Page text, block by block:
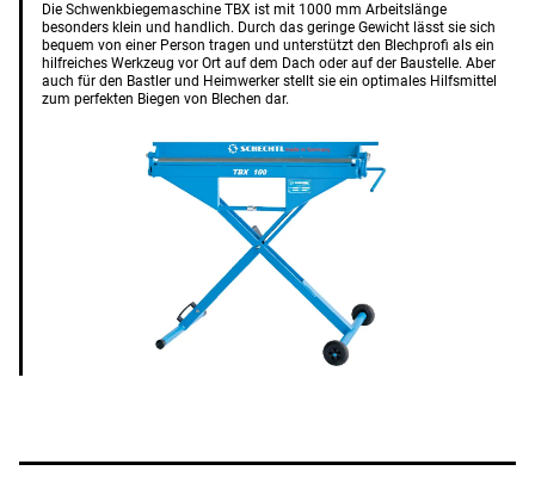
Die Schwenkbiegemaschine TBX ist mit 1000 mm Arbeitslänge
besonders klein und handlich. Durch das geringe Gewicht lässt sie sich
bequem von einer Person tragen und unterstützt den Blechprofi als ein
hilfreiches Werkzeug vor Ort auf dem Dach oder auf der Baustelle. Aber
auch für den Bastler und Heimwerker stellt sie ein optimales Hilfsmittel
zum perfekten Biegen von Blechen dar.